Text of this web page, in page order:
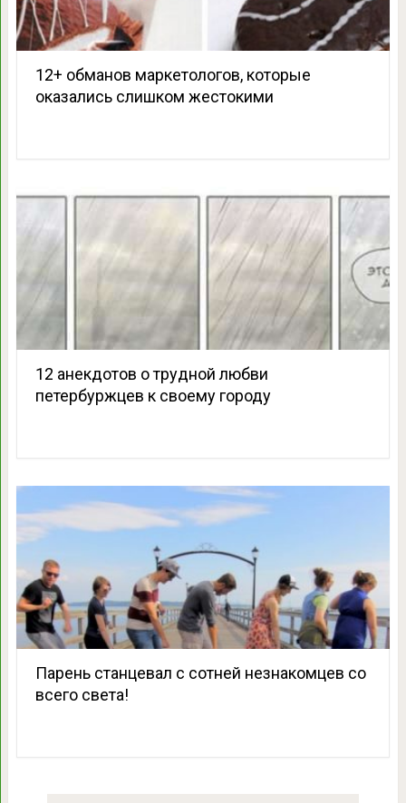
12+ обманов маркетологов, которые
оказались слишком жестокими
12 анекдотов о трудной любви
петербуржцев к своему городу
Парень станцевал с сотней незнакомцев со
всего света!